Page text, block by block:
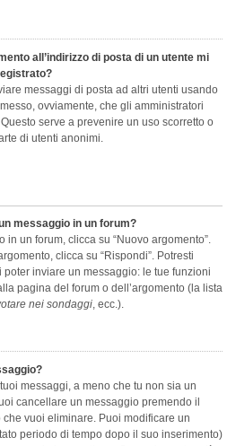
all’indirizzo di posta di un utente mi
messaggi di posta ad altri utenti usando
ovviamente, che gli amministratori
serve a prevenire un uso scorretto o
di utenti anonimi.
messaggio in un forum?
un forum, clicca su “Nuovo argomento”.
clicca su “Rispondi”. Potresti
inviare un messaggio: le tue funzioni
pagina del forum o dell’argomento (la lista
nei sondaggi, ecc.).
messaggi, a meno che tu non sia un
cancellare un messaggio premendo il
vuoi eliminare. Puoi modificare un
periodo di tempo dopo il suo inserimento)